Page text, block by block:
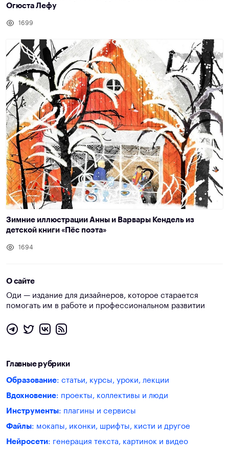
Огюста Лефу
1699
Зимние иллюстрации Анны и Варвары Кендель из
детской книги «Пёс поэта»
1694
О сайте
Оди — издание для дизайнеров, которое старается
помогать им в работе и профессиональном развитии
Главные рубрики
Образование: статьи, курсы, уроки, лекции
Вдохновение: проекты, коллективы и люди
Инструменты: плагины и сервисы
Файлы: мокапы, иконки, шрифты, кисти и другое
Нейросети: генерация текста, картинок и видео